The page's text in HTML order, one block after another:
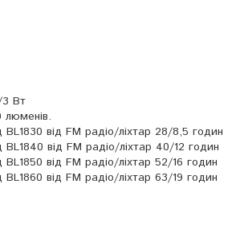
3 Вт
люменів.
від FM радіо/ліхтар 28/8,5 годин
від FM радіо/ліхтар 40/12 годин
від FM радіо/ліхтар 52/16 годин
від FM радіо/ліхтар 63/19 годин